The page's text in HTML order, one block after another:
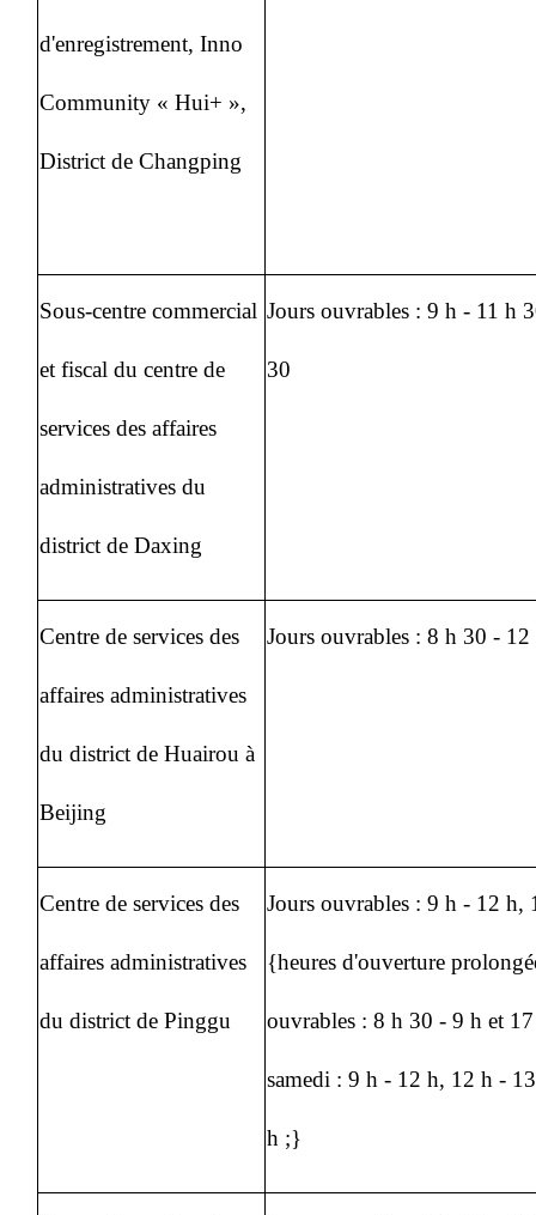
d'enregistrement, Inno
Community « Hui+ »,
District de Changping
Sous-centre commercial
et fiscal du centre de
services des affaires
administratives du
district de Daxing
Jours ouvrables : 9 h - 11 h
30
Centre de services des
affaires administratives
du district de Huairou à
Beijing
Jours ouvrables : 8 h 30 -
Centre de services des
affaires administratives
du district de Pinggu
Jours ouvrables : 9 h - 12 h,
{heures d'ouverture
ouvrables : 8 h 30 - 9 h et
samedi : 9 h - 12 h, 12 h -
h ;}